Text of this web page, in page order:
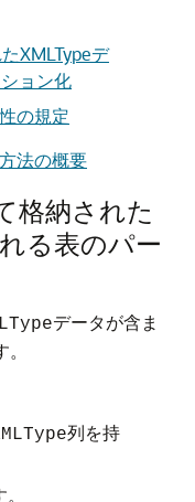
XMLTypeデ
ョン化
の規定
法の概要
格納された
る表のパー
データが含ま
列を持